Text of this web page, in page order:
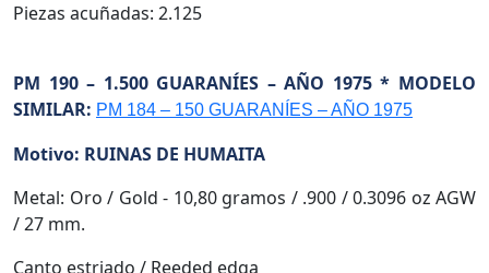
Piezas acuñadas: 2.125
PM 190 – 1.500 GUARANÍES – AÑO 1975 * MODELO
SIMILAR: PM 184 – 150 GUARANÍES – AÑO 1975
Motivo: RUINAS DE HUMAITA
Metal: Oro / Gold - 10,80 gramos / .900 / 0.3096 oz AGW
/ 27 mm.
Canto estriado / Reeded edga